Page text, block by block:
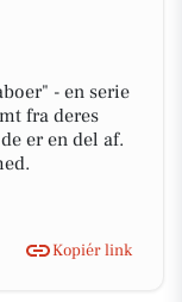
- en serie
fra deres
er en del af.
Kopiér link